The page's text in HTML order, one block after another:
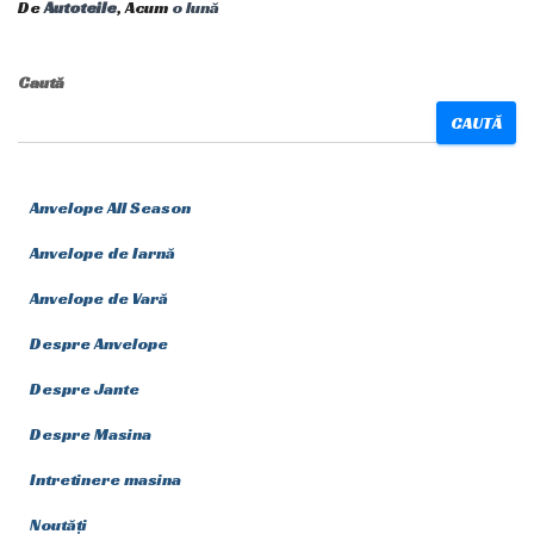
DeAutoteile, Acum o lună
Caută
CAUTĂ
Anvelope All Season
Anvelope de Iarnă
Anvelope de Vară
Despre Anvelope
Despre Jante
Despre Masina
Intretinere masina
Noutăți